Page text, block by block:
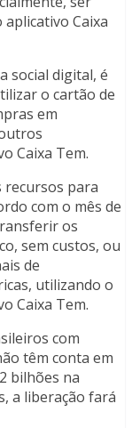
Caixa
social digital, é
o cartão de
em
Caixa Tem.
recursos para
com o mês de
os
sem custos, ou
de
utilizando o
Caixa Tem.
com
têm conta em
bilhões na
a liberação fará